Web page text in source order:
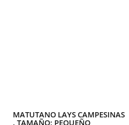
MATUTANO LAYS CAMPESINAS
, TAMAÑO: PEQUEÑO